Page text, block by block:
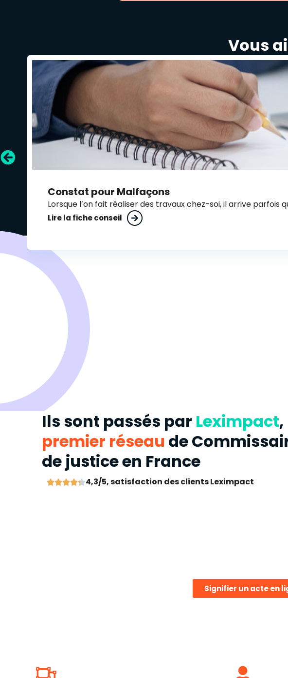
Vous
Constat pour Malfaçons
Lorsque l’on fait réaliser des travaux chez-soi, il arrive
Lire la fiche conseil
Ils sont passés par Leximpact,
premier réseau de
de justice en France
4,3/5, satisfaction des clients Leximpact
Signifier un acte en